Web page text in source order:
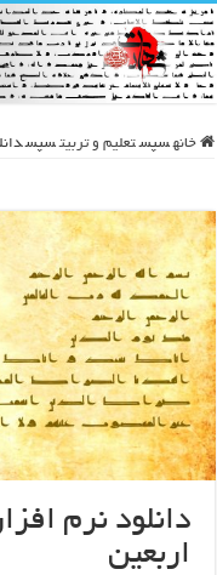
خانه سپس تعلیم و تربیت سپس
دانلود نرم
اربعین